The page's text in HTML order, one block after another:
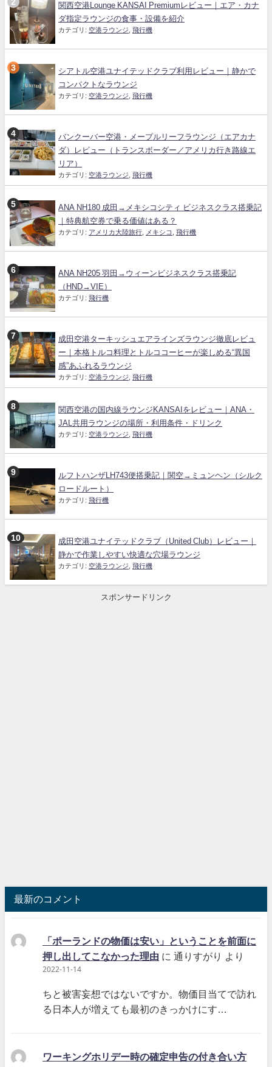
関西空港Lounge KANSAI Premiumレビュー｜エア・カナ
ダ指定ラウンジの食事・設備を紹介
カテゴリ: 空港ラウンジ 飛行機
シアトル空港ユナイテッドクラブ利用レビュー｜静かで
コンパクトなラウンジ
カテゴリ: 空港ラウンジ 飛行機
バンクーバー空港・メープルリーフラウンジ（エアカナ
ダ）レビュー（トランスボーダー／アメリカ行き路線エ
リア）
カテゴリ: 空港ラウンジ 飛行機
ANA NH180 成田→メキシコシティ ビジネスクラス搭乗記
｜特典航空券で乗る価値はある？
カテゴリ: アメリカ大陸旅行 メキシコ 飛行機
ANA NH205 羽田→ウィーンビジネスクラス搭乗記
（HND→VIE）
カテゴリ: 飛行機
成田空港ターキッシュエアラインズラウンジ徹底レビュ
ー｜本格トルコ料理とトルココーヒーが楽しめる“異国
感”あふれるラウンジ
カテゴリ: 空港ラウンジ 飛行機
関西空港の国内線ラウンジKANSAIをレビュー｜ANA・
JAL共用ラウンジの場所・利用条件・ドリンク
カテゴリ: 空港ラウンジ 飛行機
ルフトハンザLH743便搭乗記｜関空→ミュンヘン（シルク
ロードルート）
カテゴリ: 飛行機
成田空港ユナイテッドクラブ（United Club）レビュー｜
静かで作業しやすい快適な穴場ラウンジ
カテゴリ: 空港ラウンジ 飛行機
スポンサードリンク
最新のコメント
「ポーランドの物価は安い」ということを前面に
押し出してこなかった理由 に 通りすがり より
2022-11-14
ちと被害妄想ではないですか。物価目当てで訪れ
る日本人が増えても最初のきっかけにす…
ワーキングホリデー時の確定申告の付き合い方